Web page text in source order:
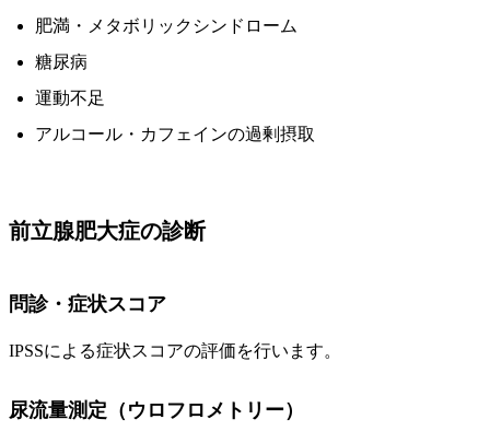
肥満・メタボリックシンドローム
糖尿病
運動不足
アルコール・カフェインの過剰摂取
前立腺肥大症の診断
問診・症状スコア
IPSSによる症状スコアの評価を行います。
尿流量測定（ウロフロメトリー）